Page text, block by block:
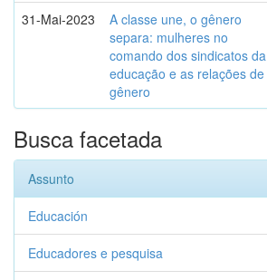
31-Mai-2023
A classe une, o gênero
separa: mulheres no
comando dos sindicatos da
educação e as relações de
gênero
Busca facetada
Assunto
Educación
Educadores e pesquisa